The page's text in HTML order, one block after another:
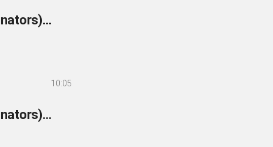
257- 英語你我他-文法篇 257 附屬連接詞(subordinators)：副詞子句-讓步
10:05
256- 英語你我他-文法篇 256 附屬連接詞(subordinators)：副詞子句-結果2